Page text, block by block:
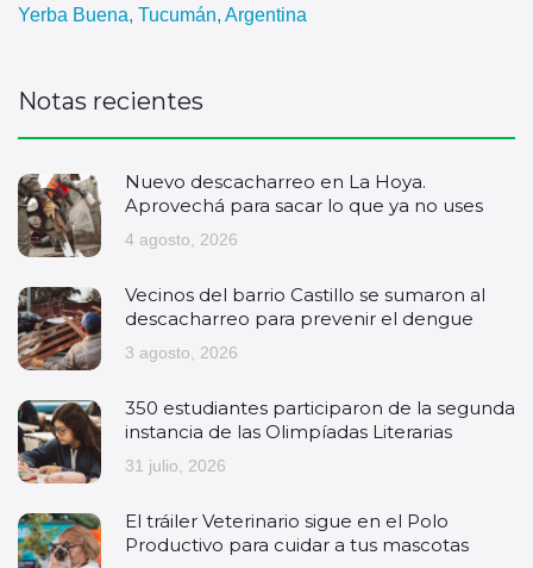
Yerba Buena, Tucumán, Argentina
Notas recientes
Nuevo descacharreo en La Hoya.
Aprovechá para sacar lo que ya no uses
4 agosto, 2026
Vecinos del barrio Castillo se sumaron al
descacharreo para prevenir el dengue
3 agosto, 2026
350 estudiantes participaron de la segunda
instancia de las Olimpíadas Literarias
31 julio, 2026
El tráiler Veterinario sigue en el Polo
Productivo para cuidar a tus mascotas